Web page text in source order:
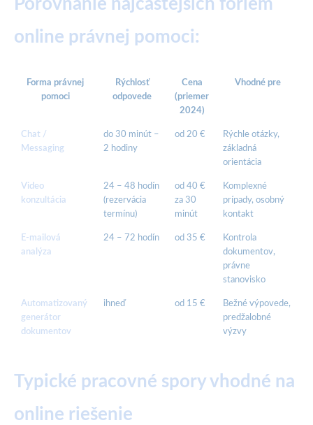
Porovnanie najčastejších foriem
online právnej pomoci:
Forma právnej
pomoci
Rýchlosť
odpovede
Cena
(priemer
2024)
Vhodné pre
Chat /
Messaging
do 30 minút –
2 hodiny
od 20 €
Rýchle otázky,
základná
orientácia
Video
konzultácia
24 – 48 hodín
(rezervácia
termínu)
od 40 €
za 30
minút
Komplexné
prípady, osobný
kontakt
E-mailová
analýza
24 – 72 hodín od 35 €
Kontrola
dokumentov,
právne
stanovisko
Automatizovaný
generátor
dokumentov
ihneď od 15 €
Bežné výpovede,
predžalobné
výzvy
Typické pracovné spory vhodné na
online riešenie